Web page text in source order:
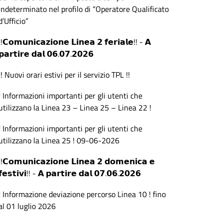
nel profilo di “Operatore Qualificato
𝗟𝗶𝗻𝗲𝗮 𝟮 𝗳𝗲𝗿𝗶𝗮𝗹𝗲!! - 𝗔
𝗱𝗮𝗹 𝟬𝟲.𝟬𝟳.𝟮𝟬𝟮𝟲
Nuovi orari estivi per il servizio TPL !!
Informazioni importanti per gli utenti che
la Linea 23 – Linea 25 – Linea 22 !
Informazioni importanti per gli utenti che
la Linea 25 ! 09-06-2026
𝗟𝗶𝗻𝗲𝗮 𝟮 𝗱𝗼𝗺𝗲𝗻𝗶𝗰𝗮 𝗲
- 𝗔 𝗽𝗮𝗿𝘁𝗶𝗿𝗲 𝗱𝗮𝗹 𝟬𝟳.𝟬𝟲.𝟮𝟬𝟮𝟲
Informazione deviazione percorso Linea 10 ! fino
01 luglio 2026